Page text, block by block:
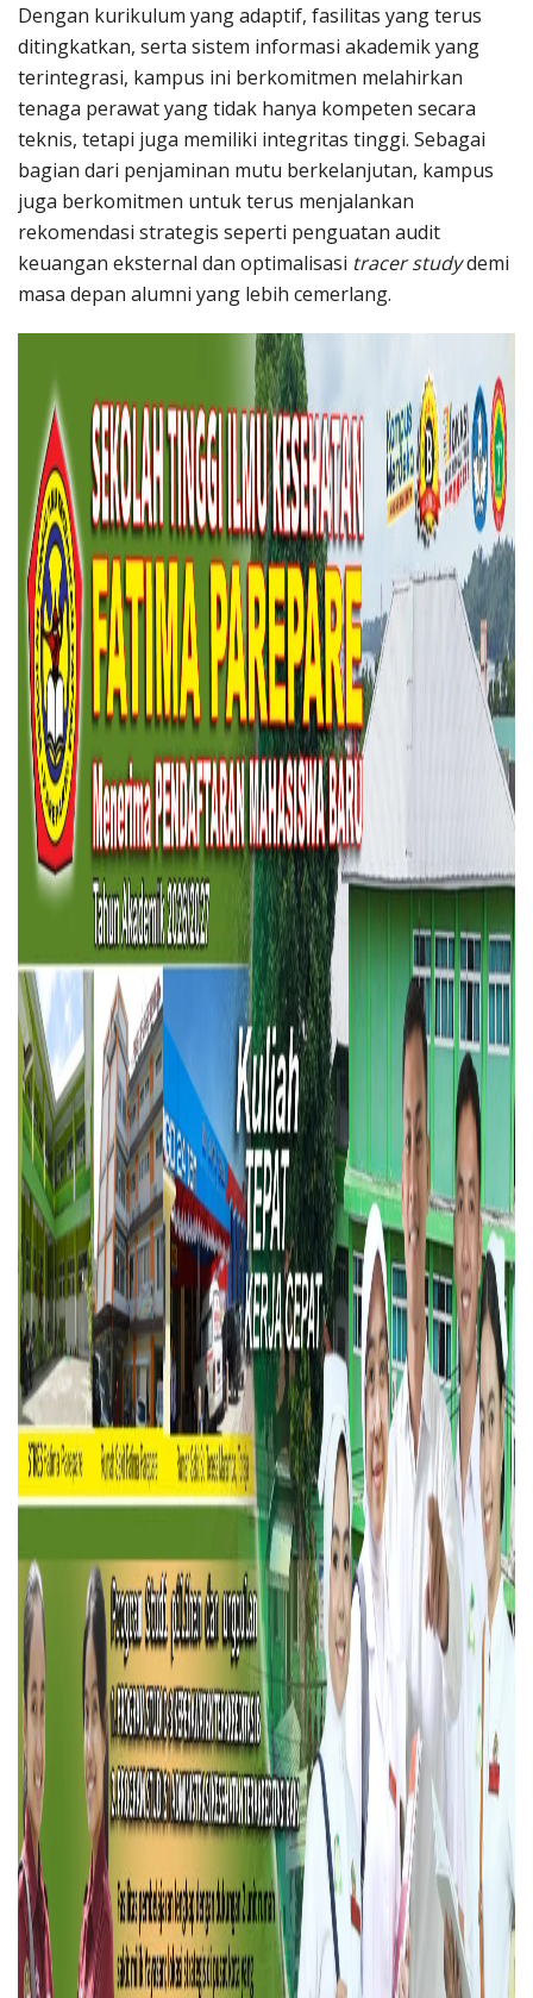
Dengan kurikulum yang adaptif, fasilitas yang terus
ditingkatkan, serta sistem informasi akademik yang
terintegrasi, kampus ini berkomitmen melahirkan
tenaga perawat yang tidak hanya kompeten secara
teknis, tetapi juga memiliki integritas tinggi. Sebagai
bagian dari penjaminan mutu berkelanjutan, kampus
juga berkomitmen untuk terus menjalankan
rekomendasi strategis seperti penguatan audit
keuangan eksternal dan optimalisasi tracer studydemi
masa depan alumni yang lebih cemerlang.